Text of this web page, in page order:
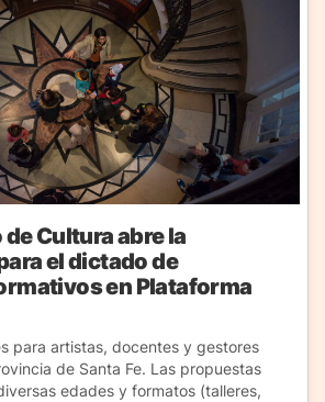
Cultura abre la
el dictado de
en Plataforma
para artistas, docentes y gestores
de Santa Fe. Las propuestas
edades y formatos (talleres,